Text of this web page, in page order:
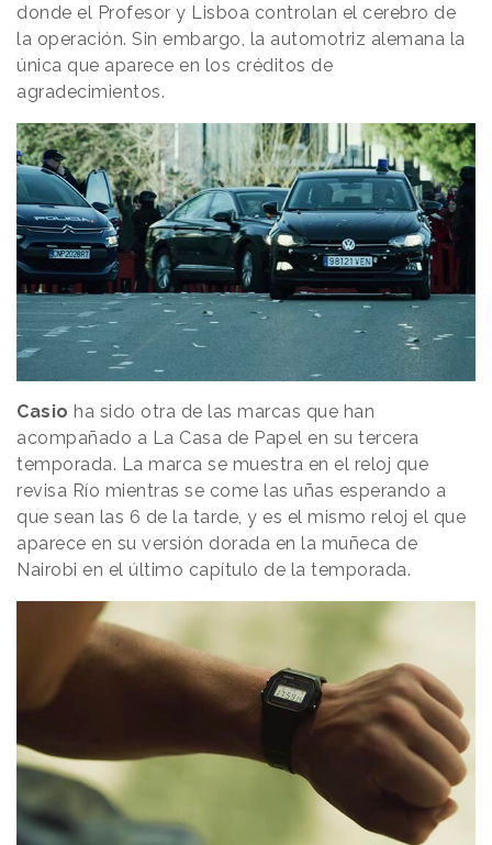
donde el Profesor y Lisboa controlan el cerebro de
la operación. Sin embargo, la automotriz alemana la
única que aparece en los créditos de
agradecimientos.
Casio ha sido otra de las marcas que han
acompañado a La Casa de Papel en su tercera
temporada. La marca se muestra en el reloj que
revisa Río mientras se come las uñas esperando a
que sean las 6 de la tarde, y es el mismo reloj el que
aparece en su versión dorada en la muñeca de
Nairobi en el último capítulo de la temporada.